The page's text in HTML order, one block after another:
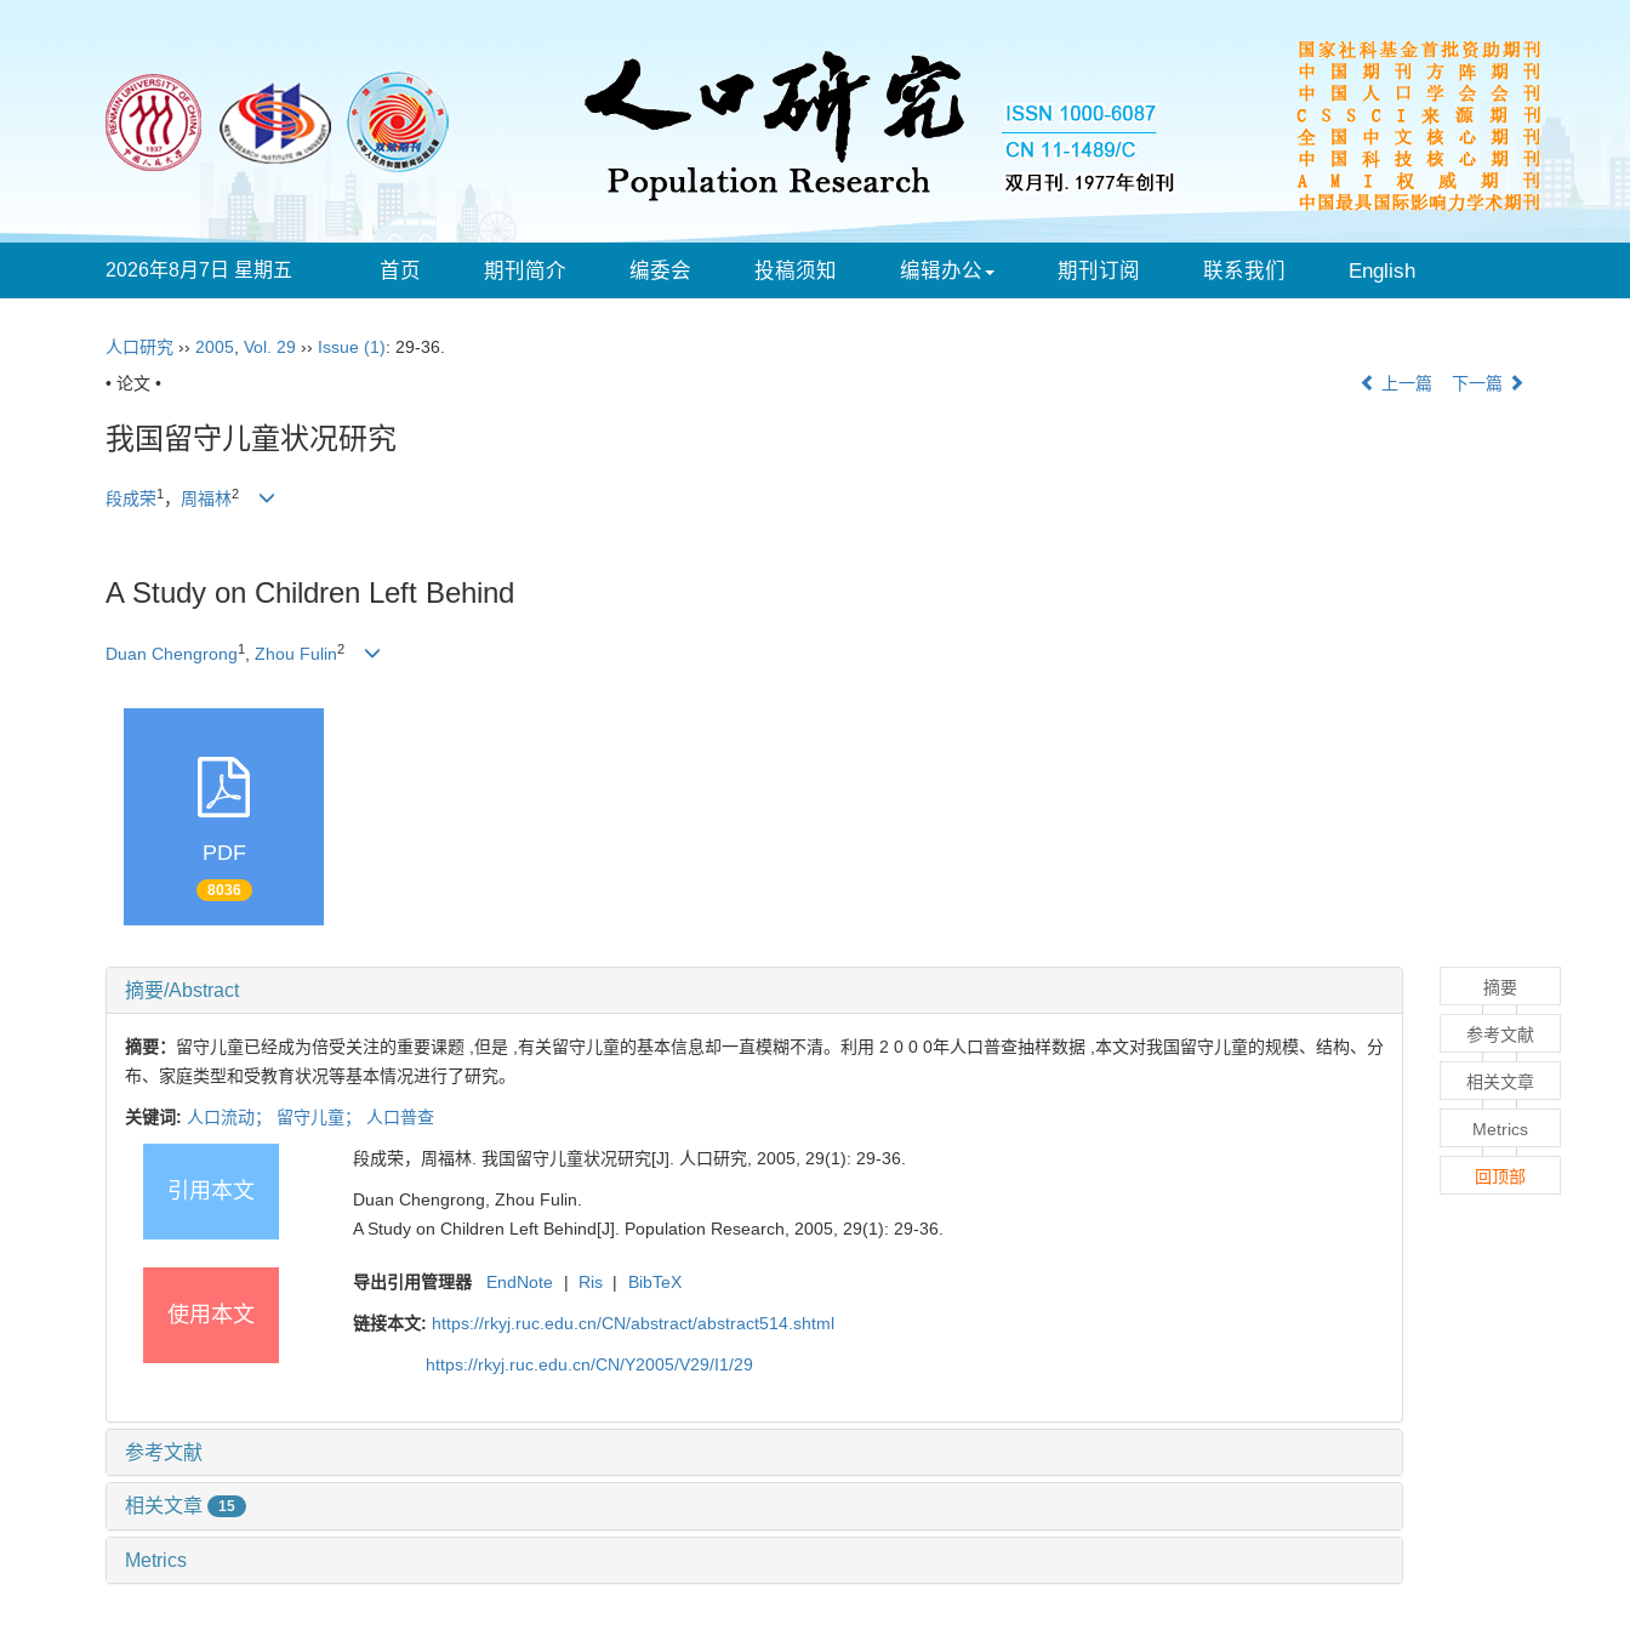
2026年8月7日 星期五 首页 期刊简介 编委会 投稿须知 编辑办公 期刊订阅 联系我们 English
人口研究 ›› 2005 Vol. 29 ›› Issue (1): 29-36.
• 论文 •
上一篇 下一篇
我国留守儿童状况研究
段成荣1 ， 周福林2
A Study on Children Left Behind
Duan Chengrong1 Zhou Fulin2
PDF
8036
摘要/Abstract
摘要： 留守儿童已经成为倍受关注的重要课题 ,但是 ,有关留守儿童的基本信息却一直模糊不清。利用 2 0 0 0年人口普查抽样数据 ,本文对我国留守儿童的规模、结构、分
布、家庭类型和受教育状况等基本情况进行了研究。
关键词: 人口流动； 留守儿童； 人口普查
引用本文
段成荣，周福林. 我国留守儿童状况研究[J]. 人口研究, 2005, 29(1): 29-36.
Duan Chengrong, Zhou Fulin.
A Study on Children Left Behind[J]. Population Research, 2005, 29(1): 29-36.
使用本文
导出引用管理器 EndNote | Ris | BibTeX
链接本文: https://rkyj.ruc.edu.cn/CN/abstract/abstract514.shtml
https://rkyj.ruc.edu.cn/CN/Y2005/V29/I1/29
参考文献
相关文章 15
Metrics
摘要
参考文献
相关文章
Metrics
回顶部